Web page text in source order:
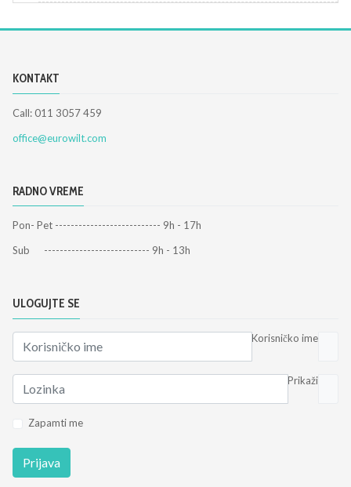
KONTAKT
Call: 011 3057 459
office@eurowilt.com
RADNO VREME
Pon- Pet --------------------------- 9h - 17h
Sub --------------------------- 9h - 13h
ULOGUJTE SE
Korisničko ime
Prikaži
Zapamti me
Prijava